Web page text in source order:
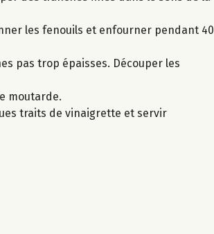
les fenouils et enfourner pendant 40
pas trop épaisses. Découper les
moutarde.
traits de vinaigrette et servir